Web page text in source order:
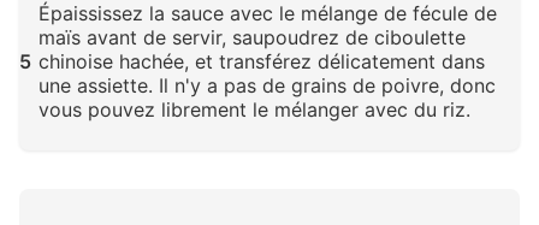
5
Épaississez la sauce avec le mélange de fécule de
maïs avant de servir, saupoudrez de ciboulette
chinoise hachée, et transférez délicatement dans
une assiette. Il n'y a pas de grains de poivre, donc
vous pouvez librement le mélanger avec du riz.